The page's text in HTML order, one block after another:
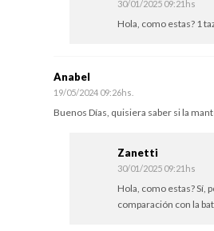
30/01/2025 09:21hs
Hola, como estas? 1
Anabel
19/05/2024 09:26hs.
Buenos Días, quisiera saber si la
Zanetti
30/01/2025 09:21hs
Hola, como estas? Sí,
comparación con la